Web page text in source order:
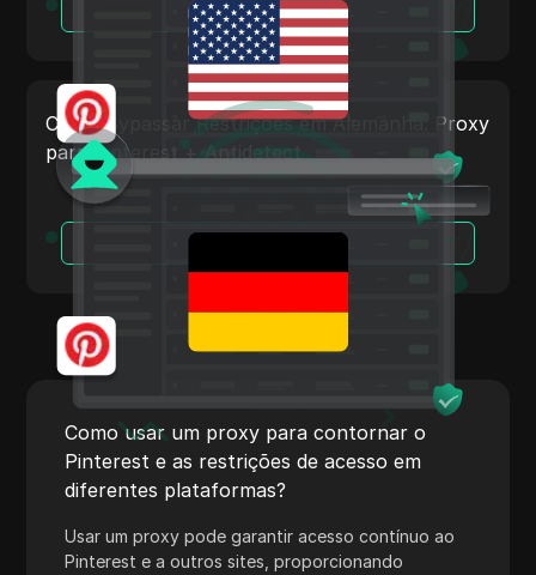
Twitter/X
Upwork
Venmo
Walmart Marketplace
Wayfair
WeChat
Western Union
WhatsApp Business
Leia Mais
Como Bypassar Restrições em Alemanha: Proxy
para Pinterest + Antidetect
Como usar um proxy para contornar o
Pinterest e as restrições de acesso em
diferentes plataformas?
Usar um proxy pode garantir acesso contínuo ao
Pinterest e a outros sites, proporcionando